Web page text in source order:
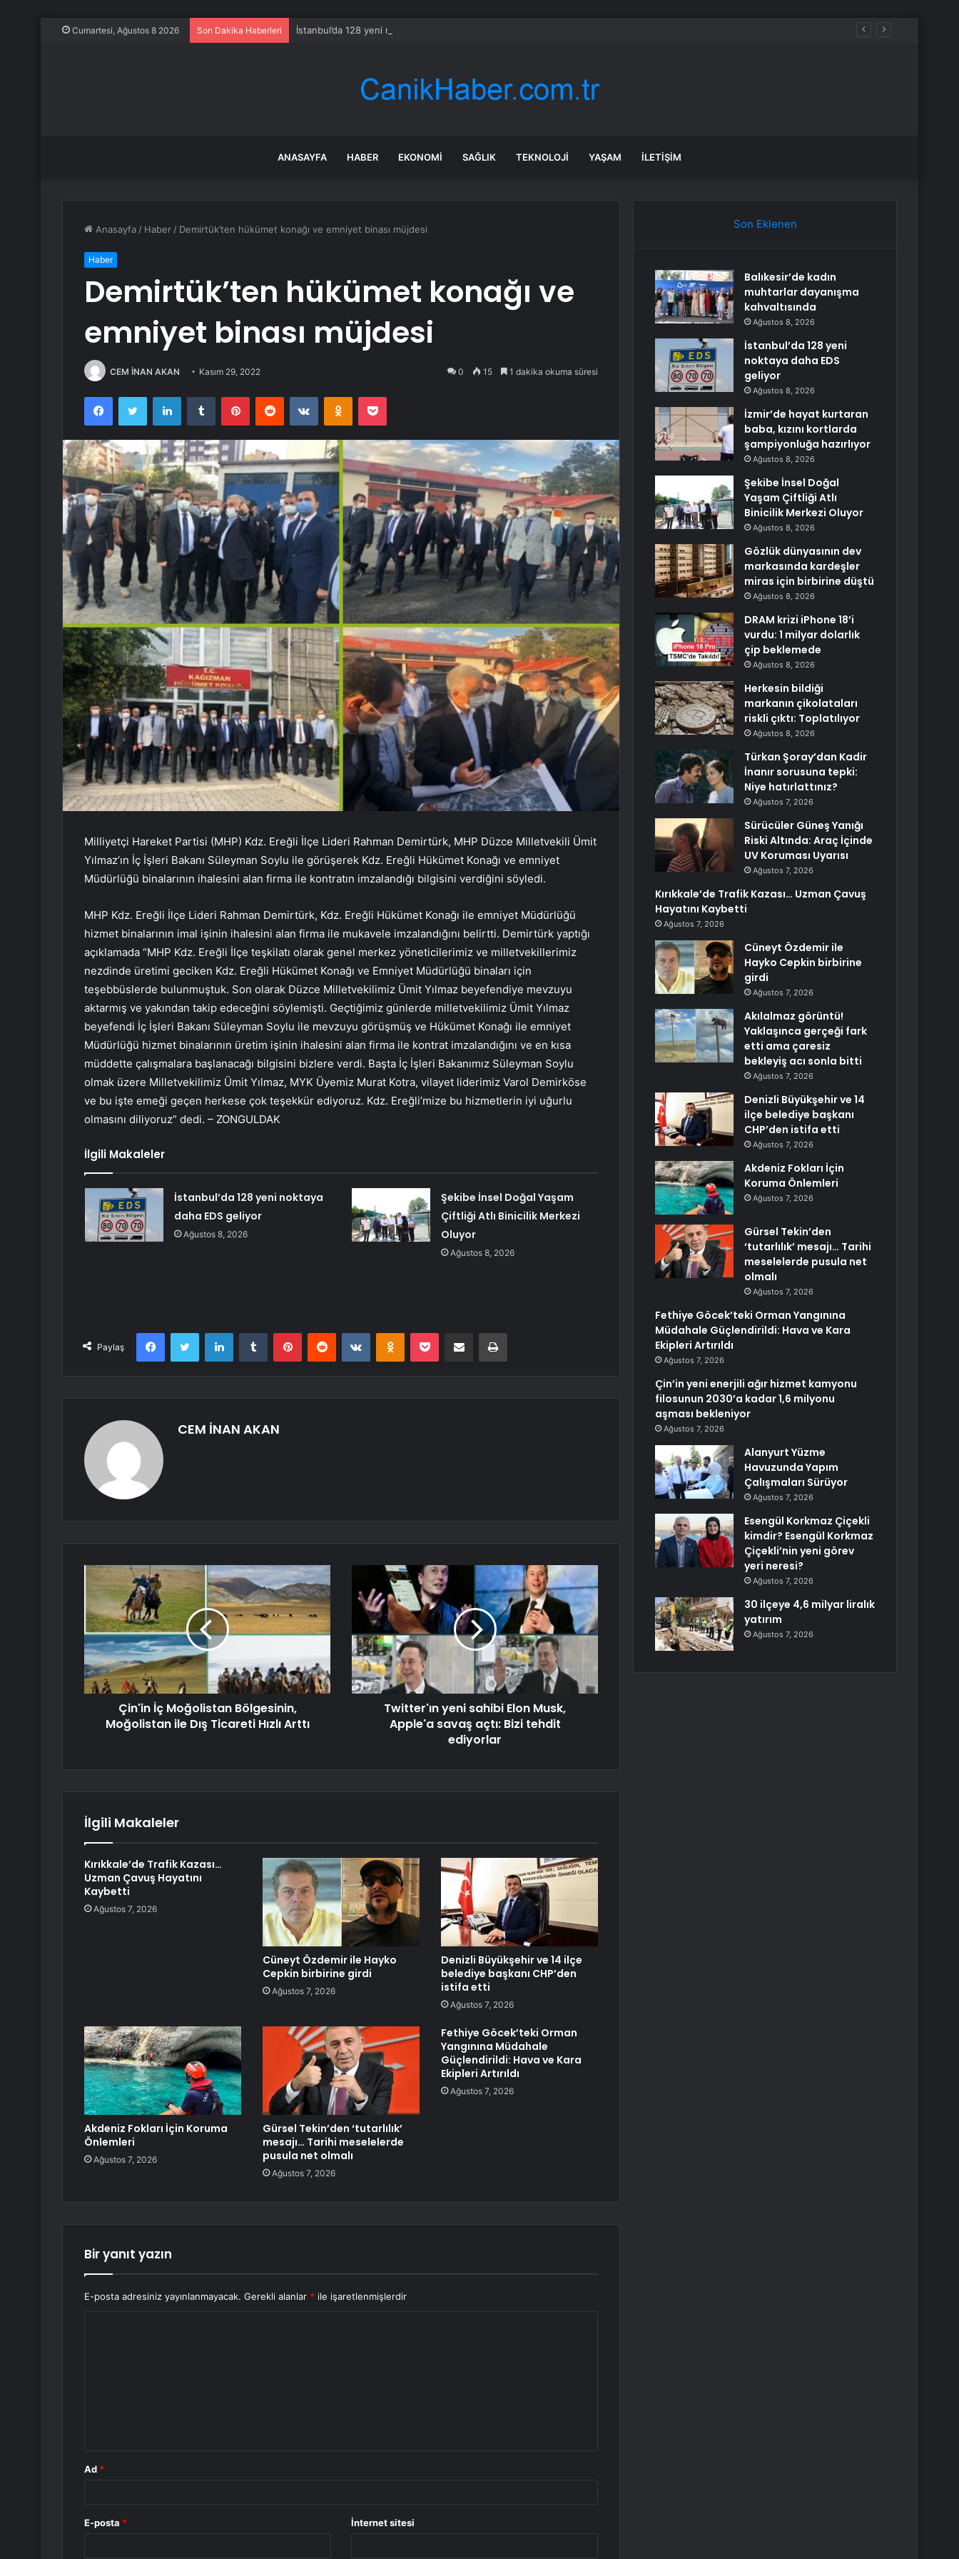
Cumartesi, Ağustos 8 2026 Son Dakika Haberleri İstanbul’da 128 yeni noktaya daha EDS geliyor
ANASAYFA HABER EKONOMI SAĞLIK TEKNOLOJI YAŞAM İLETIŞIM
Anasayfa / Haber / Demirtük’ten hükümet konağı ve emniyet binası müjdesi
Haber
Demirtük’ten hükümet konağı ve
emniyet binası müjdesi
CEM İNAN AKAN Kasım 29, 2022 0 15 1 dakika okuma süresi
FacebookTwitter LinkedInTumblr PinterestReddit VKontakteOdnoklassniki
Pocket
Milliyetçi Hareket Partisi (MHP) Kdz. Ereğli İlçe Lideri Rahman Demirtürk, MHP Düzce Milletvekili Ümit
Yılmaz’ın İç İşleri Bakanı Süleyman Soylu ile görüşerek Kdz. Ereğli Hükümet Konağı ve emniyet
Müdürlüğü binalarının ihalesini alan firma ile kontratın imzalandığı bilgisini verdiğini söyledi.
MHP Kdz. Ereğli İlçe Lideri Rahman Demirtürk, Kdz. Ereğli Hükümet Konağı ile emniyet Müdürlüğü
hizmet binalarının imal işinin ihalesini alan firma ile mukavele imzalandığını belirtti. Demirtürk yaptığı
açıklamada “MHP Kdz. Ereğli İlçe teşkilatı olarak genel merkez yöneticilerimiz ve milletvekillerimiz
nezdinde üretimi geciken Kdz. Ereğli Hükümet Konağı ve Emniyet Müdürlüğü binaları için
teşebbüslerde bulunmuştuk. Son olarak Düzce Milletvekilimiz Ümit Yılmaz beyefendiye mevzuyu
aktarmış ve yakından takip edeceğini söylemişti. Geçtiğimiz günlerde milletvekilimiz Ümit Yılmaz
beyefendi İç İşleri Bakanı Süleyman Soylu ile mevzuyu görüşmüş ve Hükümet Konağı ile emniyet
Müdürlüğü hizmet binalarının üretim işinin ihalesini alan firma ile kontrat imzalandığını ve en kısa
müddette çalışmalara başlanacağı bilgisini bizlere verdi. Başta İç İşleri Bakanımız Süleyman Soylu
olmak üzere Milletvekilimiz Ümit Yılmaz, MYK Üyemiz Murat Kotra, vilayet liderimiz Varol Demirköse
ve bu işte emeği geçen herkese çok teşekkür ediyoruz. Kdz. Ereğli’mize bu hizmetlerin iyi uğurlu
olmasını diliyoruz” dedi. – ZONGULDAK
İlgili Makaleler
İstanbul’da 128 yeni noktaya
daha EDS geliyor
Ağustos 8, 2026
Şekibe İnsel Doğal Yaşam
Çiftliği Atlı Binicilik Merkezi
Oluyor
Ağustos 8, 2026
Paylaş
FacebookTwitter LinkedInTumblr PinterestReddit VKontakteOdnoklassniki
Pocket E-Posta ile paylaş Yazdır
CEM İNAN AKAN
Çin'in İç Moğolistan Bölgesinin,
Moğolistan ile Dış Ticareti Hızlı Arttı
Twitter'ın yeni sahibi Elon Musk,
Apple'a savaş açtı: Bizi tehdit
ediyorlar
İlgili Makaleler
Kırıkkale’de Trafik Kazası…
Uzman Çavuş Hayatını
Kaybetti
Ağustos 7, 2026
Cüneyt Özdemir ile Hayko
Cepkin birbirine girdi
Ağustos 7, 2026
Denizli Büyükşehir ve 14 ilçe
belediye başkanı CHP’den
istifa etti
Ağustos 7, 2026
Akdeniz Fokları İçin Koruma
Önlemleri
Ağustos 7, 2026
Gürsel Tekin’den ‘tutarlılık’
mesajı… Tarihi meselelerde
pusula net olmalı
Ağustos 7, 2026
Fethiye Göcek’teki Orman
Yangınına Müdahale
Güçlendirildi: Hava ve Kara
Ekipleri Artırıldı
Ağustos 7, 2026
Bir yanıt yazın
E-posta adresiniz yayınlanmayacak. Gerekli alanlar * ile işaretlenmişlerdir
Ad *
E-posta * İnternet sitesi
Son Eklenen
Balıkesir’de kadın
muhtarlar dayanışma
kahvaltısında
Ağustos 8, 2026
İstanbul’da 128 yeni
noktaya daha EDS
geliyor
Ağustos 8, 2026
İzmir’de hayat kurtaran
baba, kızını kortlarda
şampiyonluğa hazırlıyor
Ağustos 8, 2026
Şekibe İnsel Doğal
Yaşam Çiftliği Atlı
Binicilik Merkezi Oluyor
Ağustos 8, 2026
Gözlük dünyasının dev
markasında kardeşler
miras için birbirine düştü
Ağustos 8, 2026
DRAM krizi iPhone 18’i
vurdu: 1 milyar dolarlık
çip beklemede
Ağustos 8, 2026
Herkesin bildiği
markanın çikolataları
riskli çıktı: Toplatılıyor
Ağustos 8, 2026
Türkan Şoray’dan Kadir
İnanır sorusuna tepki:
Niye hatırlattınız?
Ağustos 7, 2026
Sürücüler Güneş Yanığı
Riski Altında: Araç İçinde
UV Koruması Uyarısı
Ağustos 7, 2026
Kırıkkale’de Trafik Kazası… Uzman Çavuş
Hayatını Kaybetti
Ağustos 7, 2026
Cüneyt Özdemir ile
Hayko Cepkin birbirine
girdi
Ağustos 7, 2026
Akılalmaz görüntü!
Yaklaşınca gerçeği fark
etti ama çaresiz
bekleyiş acı sonla bitti
Ağustos 7, 2026
Denizli Büyükşehir ve 14
ilçe belediye başkanı
CHP’den istifa etti
Ağustos 7, 2026
Akdeniz Fokları İçin
Koruma Önlemleri
Ağustos 7, 2026
Gürsel Tekin’den
‘tutarlılık’ mesajı… Tarihi
meselelerde pusula net
olmalı
Ağustos 7, 2026
Fethiye Göcek’teki Orman Yangınına
Müdahale Güçlendirildi: Hava ve Kara
Ekipleri Artırıldı
Ağustos 7, 2026
Çin’in yeni enerjili ağır hizmet kamyonu
filosunun 2030’a kadar 1,6 milyonu
aşması bekleniyor
Ağustos 7, 2026
Alanyurt Yüzme
Havuzunda Yapım
Çalışmaları Sürüyor
Ağustos 7, 2026
Esengül Korkmaz Çiçekli
kimdir? Esengül Korkmaz
Çiçekli’nin yeni görev
yeri neresi?
Ağustos 7, 2026
30 ilçeye 4,6 milyar liralık
yatırım
Ağustos 7, 2026